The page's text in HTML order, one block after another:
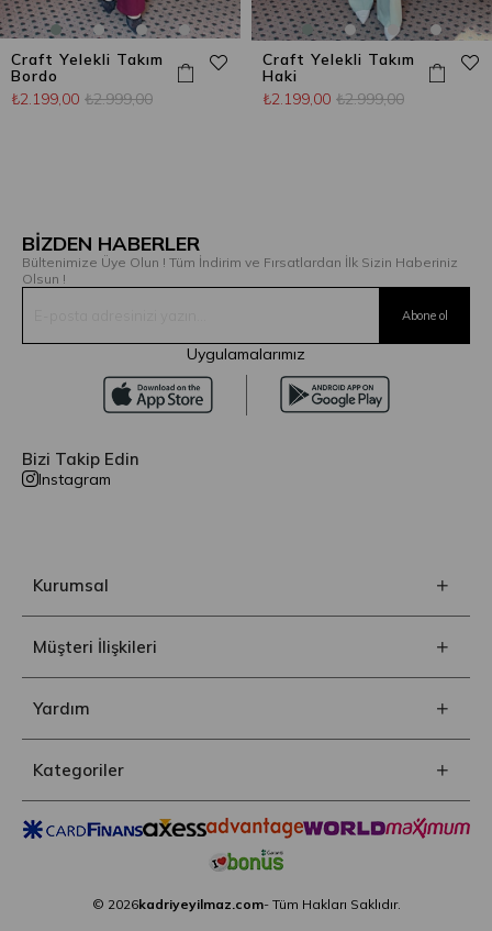
Craft Yelekli Takım
Bordo
₺2.199,00 ₺2.999,00
Craft Yelekli Takım
Haki
₺2.199,00 ₺2.999,00
BİZDEN HABERLER
Bültenimize Üye Olun ! Tüm İndirim ve Fırsatlardan İlk Sizin Haberiniz
Olsun !
Uygulamalarımız
Bizi Takip Edin
Instagram
Kurumsal
Müşteri İlişkileri
Yardım
Kategoriler
© 2026kadriyeyilmaz.com- Tüm Hakları Saklıdır.